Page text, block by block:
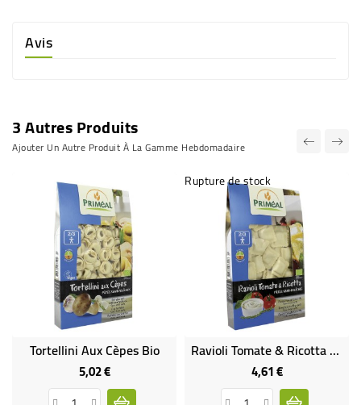
Avis
3 Autres Produits
Ajouter Un Autre Produit À La Gamme Hebdomadaire
Tortellini Aux Cèpes Bio
5,02 €Prix
Rupture de stock
Ravioli Tomate & Ricotta Bio
4,61 €Prix